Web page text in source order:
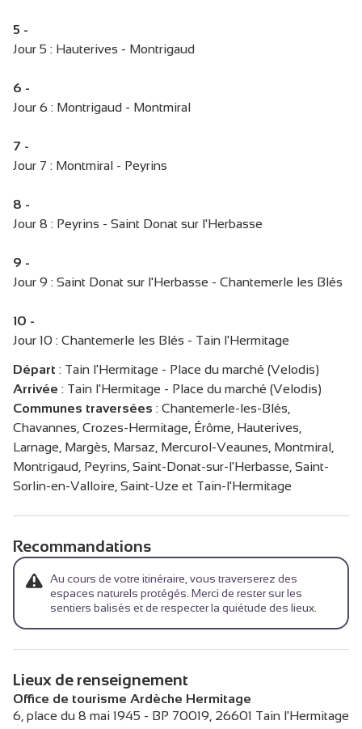
5 -
Jour 5 : Hauterives - Montrigaud
6 -
Jour 6 : Montrigaud - Montmiral
7 -
Jour 7 : Montmiral - Peyrins
8 -
Jour 8 : Peyrins - Saint Donat sur l'Herbasse
9 -
Jour 9 : Saint Donat sur l'Herbasse - Chantemerle les Blés
10 -
Jour 10 : Chantemerle les Blés - Tain l'Hermitage
Départ : Tain l'Hermitage - Place du marché (Velodis)
Arrivée : Tain l'Hermitage - Place du marché (Velodis)
Communes traversées : Chantemerle-les-Blés,
Chavannes, Crozes-Hermitage, Érôme, Hauterives,
Larnage, Margès, Marsaz, Mercurol-Veaunes, Montmiral,
Montrigaud, Peyrins, Saint-Donat-sur-l'Herbasse, Saint-
Sorlin-en-Valloire, Saint-Uze et Tain-l'Hermitage
Recommandations
Au cours de votre itinéraire, vous traverserez des
espaces naturels protégés. Merci de rester sur les
sentiers balisés et de respecter la quiétude des lieux.
Lieux de renseignement
Office de tourisme Ardèche Hermitage
6, place du 8 mai 1945 - BP 70019, 26601 Tain l'Hermitage